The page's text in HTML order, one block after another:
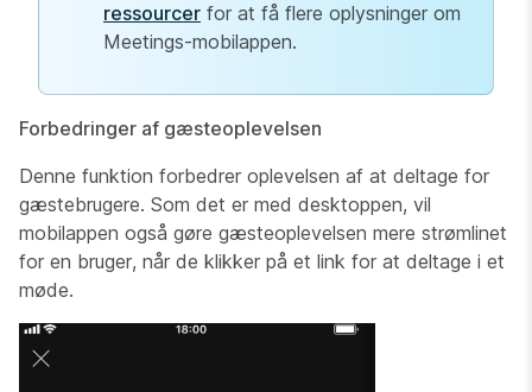
ressourcer for at få flere oplysninger om
Meetings-mobilappen.
Forbedringer af gæsteoplevelsen
Denne funktion forbedrer oplevelsen af at deltage for
gæstebrugere. Som det er med desktoppen, vil
mobilappen også gøre gæsteoplevelsen mere strømlinet
for en bruger, når de klikker på et link for at deltage i et
møde.